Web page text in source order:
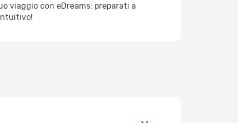
viaggio con eDreams: preparati a